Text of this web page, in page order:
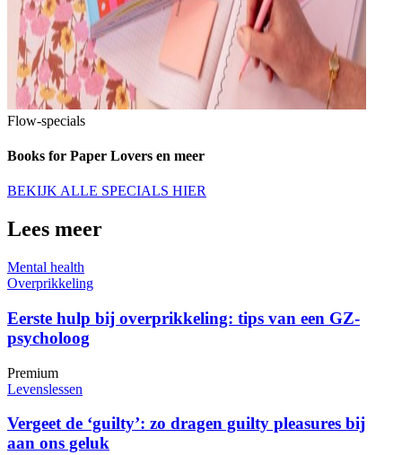
Flow-specials
Books for Paper Lovers en meer
BEKIJK ALLE SPECIALS HIER
Lees meer
Mental health
Overprikkeling
Eerste hulp bij overprikkeling: tips van een GZ-
psycholoog
Premium
Levenslessen
Vergeet de ‘guilty’: zo dragen guilty pleasures bij
aan ons geluk